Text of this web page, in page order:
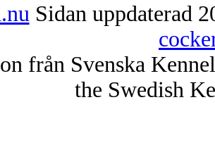
Sidan uppdaterad
från Svenska
the Swedish